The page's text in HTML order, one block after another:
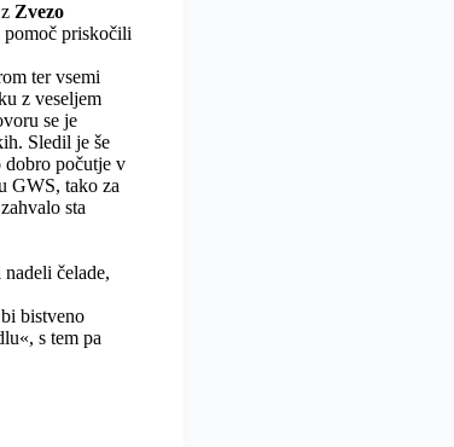
Zvezo
pomoč priskočili
ter vsemi
z veseljem
se je
Sledil je še
dobro počutje v
GWS, tako za
sta
čelade,
bistveno
s tem pa